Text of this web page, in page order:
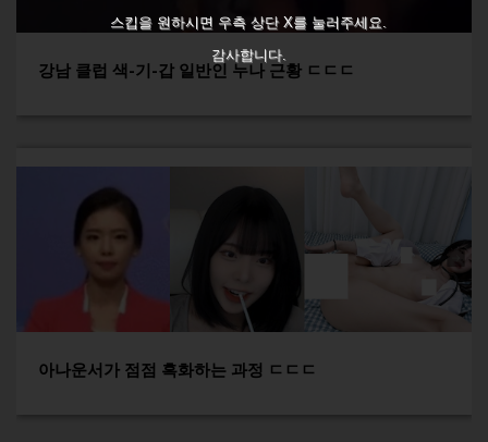
스킵을 원하시면 우측 상단 X를 눌러주세요.
감사합니다.
강남 클럽 색-기-갑 일반인 누나 근황 ㄷㄷㄷ
아나운서가 점점 흑화하는 과정 ㄷㄷㄷ